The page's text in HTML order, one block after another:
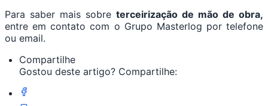
Para saber mais sobre terceirização de mão de obra,
entre em contato com o Grupo Masterlog por telefone
ou email.
Compartilhe
Gostou deste artigo? Compartilhe: